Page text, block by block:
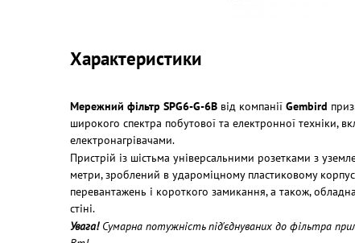
Характеристики
Мережний фільтр SPG6-G-6B від компанії Gembird
широкого спектра побутової та електронної техніки,
електронагрівачами.
Пристрій із шістьма універсальними розетками з
метри, зроблений в удароміцному пластиковому
перевантажень і короткого замикання, а також,
стіні.
Увага!Сумарна потужність під'єднуваних до фільтра